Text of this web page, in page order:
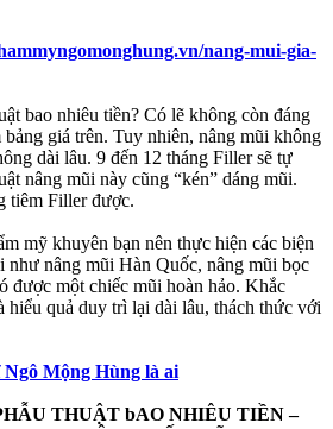
nang-mui-gia-
bao nhiêu tiền? Có lẽ không còn đáng
bảng giá trên. Tuy nhiên, nâng mũi không
dài lâu. 9 đến 12 tháng Filler sẽ tự
nâng mũi này cũng “kén” dáng mũi.
tiêm Filler được.
mỹ khuyên bạn nên thực hiện các biện
như nâng mũi Hàn Quốc, nâng mũi bọc
được một chiếc mũi hoàn hảo. Khắc
hiểu quả duy trì lại dài lâu, thách thức với
Ngô Mộng Hùng là ai
THUẬT bAO NHIÊU TIỀN –